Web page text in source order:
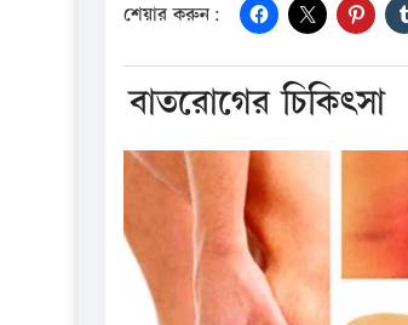
শেয়ার করুন:
বাতরোগের চিকিৎসা